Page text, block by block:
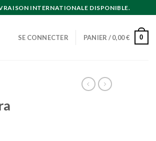
INTERNATIONALE DISPONIBLE.
SE CONNECTER PANIER /0,00€ 0